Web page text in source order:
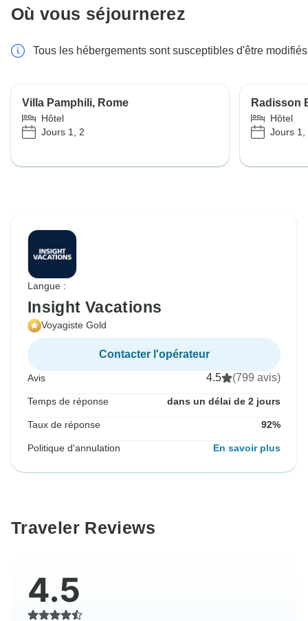
Où vous séjournerez
Tous les hébergements sont susceptibles d'être modifiés
Villa Pamphili, Rome
Hôtel
Jours 1, 2
Radisson
Hôtel
Jours 1,
Langue :
Insight Vacations
Voyagiste Gold
Contacter l'opérateur
Avis 4.5 (799 avis)
Temps de réponse dans un délai de 2 jours
Taux de réponse 92%
Politique d'annulation En savoir plus
Traveler Reviews
4.5